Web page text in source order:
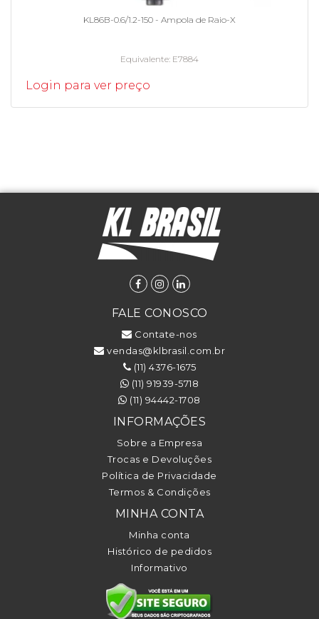
KL86B-0.6/1.2-150 - Ampola de Raio-X
Equivalente E7884
Login para ver preço
FALE CONOSCO
Contate-nos
vendas@klbrasil.com.br
(11) 4376-1675
(11) 91939-5718
(11) 94442-1708
INFORMAÇÕES
Sobre a Empresa
Trocas e Devoluções
Política de Privacidade
Termos & Condições
MINHA CONTA
Minha conta
Histórico de pedidos
Informativo